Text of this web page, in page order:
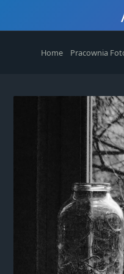
Home Pracownia